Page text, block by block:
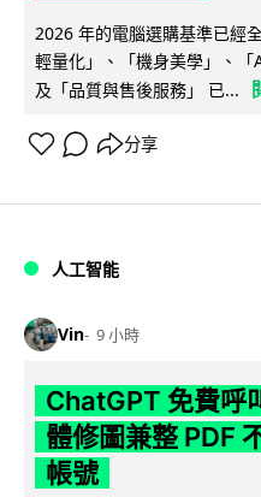
2026 年的電腦選購基準已經
輕量化」、「機身美學」、
及「品質與售後服務」 已...
分享
人工智能
Vin 9 小時
ChatGPT 免費呼
體修圖兼整 PDF
帳號